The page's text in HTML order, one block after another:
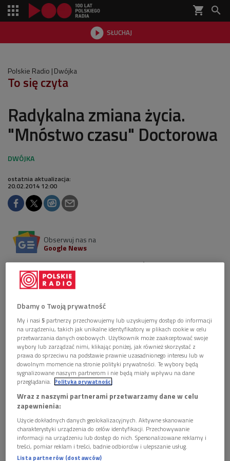
shopping_cart 
 SŁUCHAJ

Polskie Radio Dwójka
To się czyta
Radykalna zmiana życia.
"Mnóstwo czasu" Doctorowa
ostatnia aktualizacja:
20.02.2014 12:00
Obserwuj nas na
Google News
E.L. Doctorow powraca zbiorem błyskotliwych,
zaskakujących opowiadań o ludziach, którzy - jak
zaznacza w przedmowie - "nie pasują do otoczenia,
ich światem". Fragmenty książki czytał w Dwójce
Andrzej Blumenfeld.
AUDIO 5 plików
 14'11
E.L. Doctorow "Mnóstwo czasu" - czyta Andrzej
Blumenfeld. Fragm. 1. (To się czyta/Dwójka)
 13'46
E.L. Doctorow "Mnóstwo czasu" - czyta Andrzej
Blumenfeld. Fragm. 2. (To się czyta/Dwójka)
Dbamy o Twoją prywatność
My i nasi5 partnerzy przechowujemy lub uzyskujemy dostęp do informacji
na urządzeniu, takich jak unikalne identyfikatory w plikach cookie w celu
przetwarzania danych osobowych. Użytkownik może zaakceptować swoje
wybory lub zarządzać nimi, klikając poniżej, jak również skorzystać z
prawa do sprzeciwu na podstawie prawnie uzasadnionego interesu lub w
dowolnym momencie na stronie polityki prywatności. Te wybory będą
sygnalizowane naszym partnerom i nie będą miały wpływu na dane
przeglądania. Polityka prywatności
Wraz z naszymi partnerami przetwarzamy dane w celu
zapewnienia:
Użycie dokładnych danych geolokalizacyjnych. Aktywne skanowanie
charakterystyki urządzenia do celów identyfikacji. Przechowywanie
informacji na urządzeniu lub dostęp do nich. Spersonalizowane reklamy i
treści, pomiar reklam i treści, badnie odbiorców i ulepszanie usług.
Lista partnerów (dostawców)